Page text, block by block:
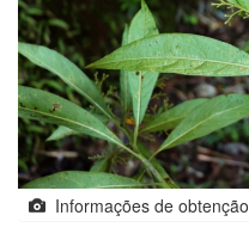
Informações de obtenção